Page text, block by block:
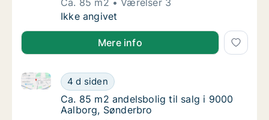
Ca. 85 m2
Værelser 3
Ca. 85 m2 andelsbolig til salg i 9000
Ikke angivet
Mere info
Ca. 85 m2 andelsbolig til salg i 9000
4 d siden
Ca. 85 m2 andelsbolig til salg i 9000 Aalborg,
Ca. 85 m2 andelsbolig til salg i 9000
Ca. 85 m2 andelsbolig til salg i 9000
Aalborg, Sønderbro